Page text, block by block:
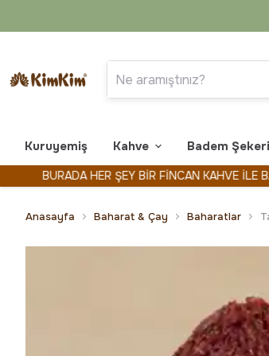
Kuruyemiş Kahve Badem Şekeri
BURADA HER ŞEY BİR FİNCAN KAHVE İLE BAŞLAR.
Anasayfa Baharat & Çay Baharatlar